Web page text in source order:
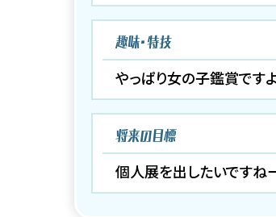
趣味・特技
やっぱり女の子鑑賞です
将来の目標
個人展を出したいですね